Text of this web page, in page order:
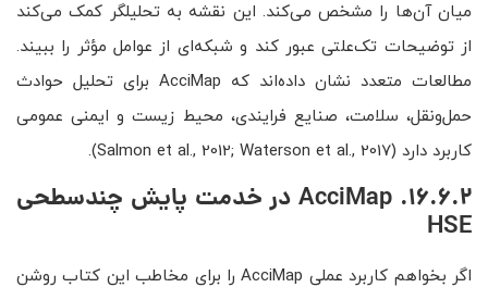
میان آن‌ها را مشخص می‌کند. این نقشه به تحلیلگر کمک می‌کند
از توضیحات تک‌علتی عبور کند و شبکه‌ای از عوامل مؤثر را ببیند.
مطالعات متعدد نشان داده‌اند که AcciMap برای تحلیل حوادث
حمل‌ونقل، سلامت، صنایع فرایندی، محیط زیست و ایمنی عمومی
کاربرد دارد (Salmon et al., 2012; Waterson et al., 2017).
16.6.2. AcciMap در خدمت پایش چندسطحی
HSE
اگر بخواهم کاربرد عملی AcciMap را برای مخاطب این کتاب روشن